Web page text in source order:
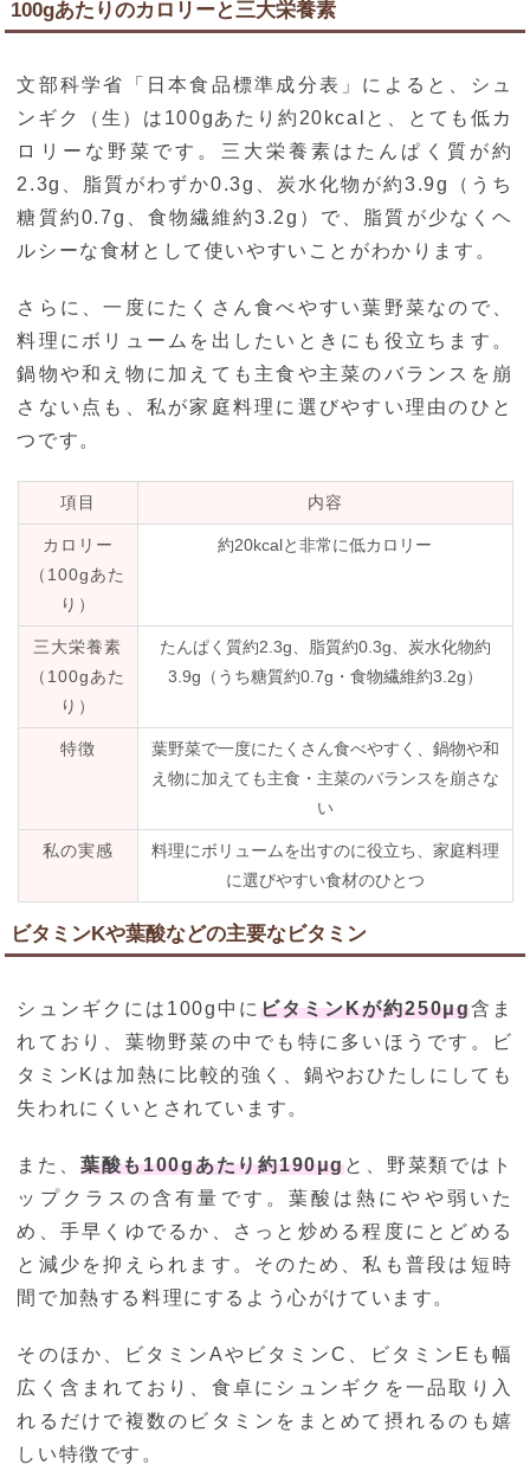
100gあたりのカロリーと三大栄養素
文部科学省「日本食品標準成分表」によると、シュ
ンギク（生）は100gあたり約20kcalと、とても低カ
ロリーな野菜です。三大栄養素はたんぱく質が約
2.3g、脂質がわずか0.3g、炭水化物が約3.9g（うち
糖質約0.7g、食物繊維約3.2g）で、脂質が少なくヘ
ルシーな食材として使いやすいことがわかります。
さらに、一度にたくさん食べやすい葉野菜なので、
料理にボリュームを出したいときにも役立ちます。
鍋物や和え物に加えても主食や主菜のバランスを崩
さない点も、私が家庭料理に選びやすい理由のひと
つです。
項目 内容
カロリー
（100gあた
り）
約20kcalと非常に低カロリー
三大栄養素
（100gあた
り）
たんぱく質約2.3g、脂質約0.3g、炭水化物約
3.9g（うち糖質約0.7g・食物繊維約3.2g）
特徴
葉野菜で一度にたくさん食べやすく、鍋物や和
え物に加えても主食・主菜のバランスを崩さな
い
私の実感
料理にボリュームを出すのに役立ち、家庭料理
に選びやすい食材のひとつ
ビタミンKや葉酸などの主要なビタミン
シュンギクには100g中に ビタミンKが約250μg含ま
れており、葉物野菜の中でも特に多いほうです。ビ
タミンKは加熱に比較的強く、鍋やおひたしにしても
失われにくいとされています。
また、 葉酸も100gあたり約190μgと、野菜類ではト
ップクラスの含有量です。葉酸は熱にやや弱いた
め、手早くゆでるか、さっと炒める程度にとどめる
と減少を抑えられます。そのため、私も普段は短時
間で加熱する料理にするよう心がけています。
そのほか、ビタミンAやビタミンC、ビタミンEも幅
広く含まれており、食卓にシュンギクを一品取り入
れるだけで複数のビタミンをまとめて摂れるのも嬉
しい特徴です。